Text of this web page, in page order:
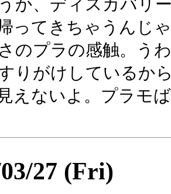
か、ディスカバリ
ってきちゃうんじ
のプラの感触。う
りがけしているか
えないよ。プラモ
27 (Fri)